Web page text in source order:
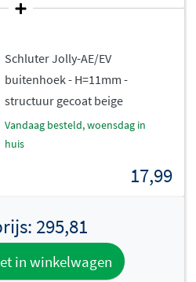
Schluter Jolly-AE/EV
buitenhoek - H=11mm -
structuur gecoat beige
vandaag besteld, woensdag in
huis
17,99
295,81
in winkelwagen